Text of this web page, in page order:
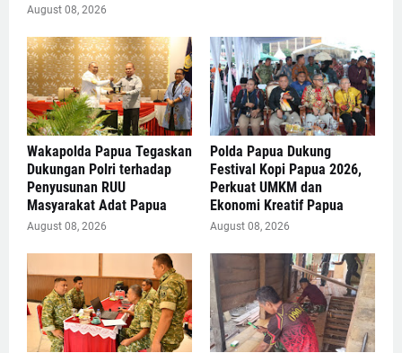
August 08, 2026
Wakapolda Papua Tegaskan
Dukungan Polri terhadap
Penyusunan RUU
Masyarakat Adat Papua
August 08, 2026
Polda Papua Dukung
Festival Kopi Papua 2026,
Perkuat UMKM dan
Ekonomi Kreatif Papua
August 08, 2026